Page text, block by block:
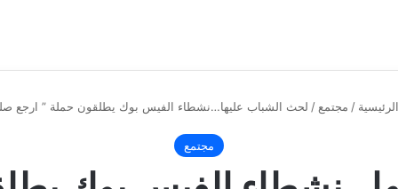
الرئيسية / مجتمع / لحث الشباب عليها…نشطاء الفيس بوك يطلقون حملة ” ارجع
مجتمع